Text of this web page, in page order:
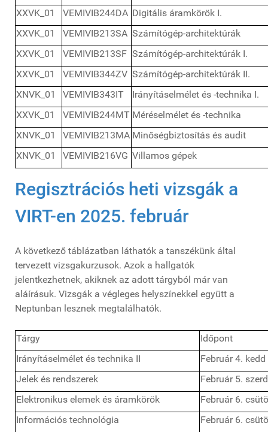
XXVK_01
VEMIVIB244DA Digitális áramkörök I.
XXVK_01
VEMIVIB213SA Számítógép-architektúrák
XXVK_01
VEMIVIB213SF Számítógép-architektúrák I.
XXVK_01
VEMIVIB344ZV Számítógép-architektúrák II.
XNVK_01
VEMIVIB343IT
Irányításelmélet és -technika I.
XXVK_01
VEMIVIB244MT Méréselmélet és -technika
XNVK_01
VEMIVIB213MA Minőségbiztosítás és audit
XNVK_01
VEMIVIB216VG Villamos gépek
Regisztrációs heti vizsgák a
VIRT-en 2025. február
A következő táblázatban láthatók a tanszékünk által
tervezett vizsgakurzusok. Azok a hallgatók
jelentkezhetnek, akiknek az adott tárgyból már van
aláírásuk. Vizsgák a végleges helyszínekkel együtt a
Neptunban lesznek megtalálhatók.
Tárgy
Időpont
Irányításelmélet és technika II
Február 4.
Jelek és rendszerek
Február 5.
Elektronikus elemek és áramkörök
Február 6.
Információs technológia
Február 6.